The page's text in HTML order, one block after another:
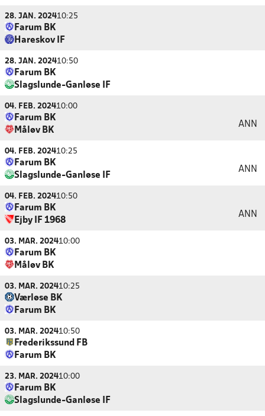
28. JAN. 202410:25
Farum BK
Hareskov IF
28. JAN. 202410:50
Farum BK
Slagslunde-Ganløse IF
04. FEB. 202410:00
Farum BK
Måløv BK
ANN
04. FEB. 202410:25
Farum BK
Slagslunde-Ganløse IF
ANN
04. FEB. 202410:50
Farum BK
Ejby IF 1968
ANN
03. MAR. 202410:00
Farum BK
Måløv BK
03. MAR. 202410:25
Værløse BK
Farum BK
03. MAR. 202410:50
Frederikssund FB
Farum BK
23. MAR. 202410:00
Farum BK
Slagslunde-Ganløse IF